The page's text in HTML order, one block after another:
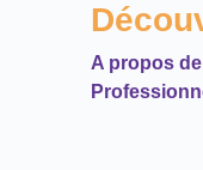
A propos